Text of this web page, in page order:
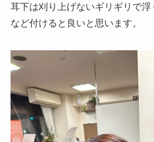
耳下は刈り上げないギリギリで
など付けると良いと思います。